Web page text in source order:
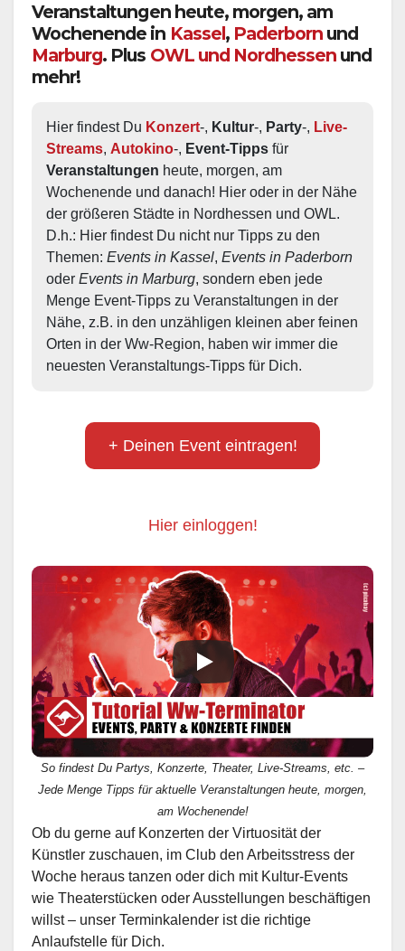
Veranstaltungen heute, morgen, am
Wochenende in Kassel , Paderborn und
Marburg. Plus OWL und Nordhessen und
mehr!
Hier findest Du Konzert-, Kultur-, Party-, Live-
Streams, Autokino-, Event-Tipps
Veranstaltungen heute, morgen, am
Wochenende und danach! Hier oder in der Nähe
der größeren Städte in Nordhessen und OWL.
D.h.: Hier findest Du nicht nur Tipps zu den
Themen: Events in Kassel, Events in Paderborn
oder Events in Marburg, sondern eben jede
Menge Event-Tipps zu Veranstaltungen in der
Nähe, z.B. in den unzähligen kleinen aber feinen
Orten in der Ww-Region, haben wir immer die
neuesten Veranstaltungs-Tipps für Dich.
+ Deinen Event eintragen!
Hier einloggen!
So findest Du Partys, Konzerte, Theater, Live-Streams, etc. –
Jede Menge Tipps für aktuelle Veranstaltungen heute, morgen,
am Wochenende!
Ob du gerne auf Konzerten der Virtuosität der
Künstler zuschauen, im Club den Arbeitsstress der
Woche heraus tanzen oder dich mit Kultur-Events
wie Theaterstücken oder Ausstellungen beschäftigen
willst – unser Terminkalender ist die richtige
Anlaufstelle für Dich.